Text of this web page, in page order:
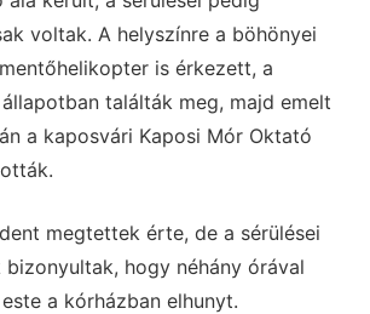
voltak. A helyszínre a böhönyei
is érkezett, a
találták meg, majd emelt
a kaposvári Kaposi Mór Oktató
megtettek érte, de a sérülései
bizonyultak, hogy néhány órával
a kórházban elhunyt.